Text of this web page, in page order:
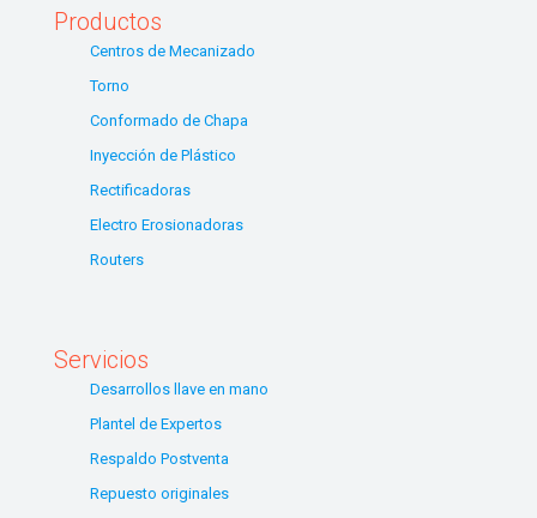
Productos
Centros de Mecanizado
Torno
Conformado de Chapa
Inyección de Plástico
Rectificadoras
Electro Erosionadoras
Routers
Servicios
Desarrollos llave en mano
Plantel de Expertos
Respaldo Postventa
Repuesto originales